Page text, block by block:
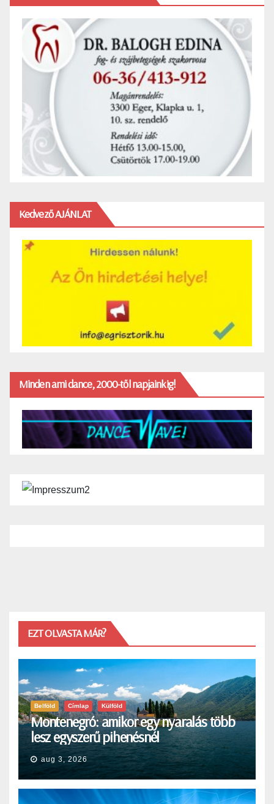
Kedvező AJÁNLAT
Minden ami dance, 2000-től napjainkig!
EZT OLVASTA MÁR?
Belföld Címlap Külföld
Montenegró: amikor egy nyaralás több
lesz egyszerű pihenésnél
aug 3, 2026